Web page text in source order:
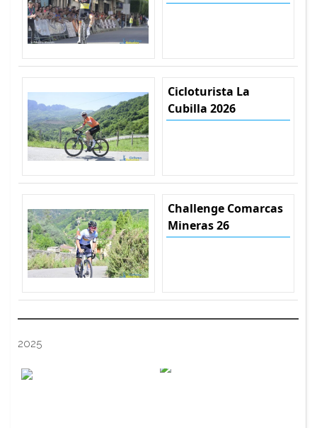
Cicloturista La
Cubilla 2026
Challenge Comarcas
Mineras 26
2025